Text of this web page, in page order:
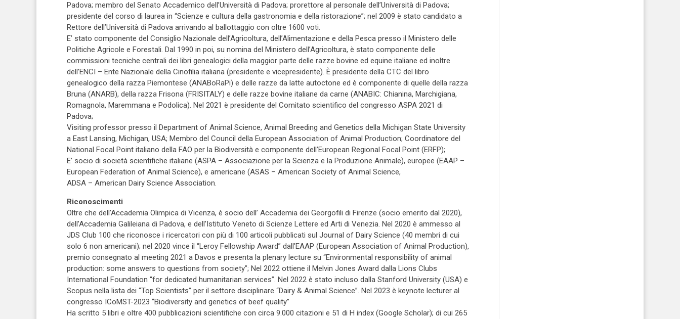
Padova; membro del Senato Accademico dell’Università di Padova; prorettore al personale dell’Università di Padova;
presidente del corso di laurea in “Scienze e cultura della gastronomia e della ristorazione”; nel 2009 è stato candidato a
Rettore dell’Università di Padova arrivando al ballottaggio con oltre 1600 voti.
E’ stato componente del Consiglio Nazionale dell’Agricoltura, dell’Alimentazione e della Pesca presso il Ministero delle
Politiche Agricole e Forestali. Dal 1990 in poi, su nomina del Ministero dell’Agricoltura, è stato componente delle
commissioni tecniche centrali dei libri genealogici della maggior parte delle razze bovine ed equine italiane ed inoltre
dell’ENCI – Ente Nazionale della Cinofilia italiana (presidente e vicepresidente). È presidente della CTC del libro
genealogico della razza Piemontese (ANABoRaPi) e delle razze da latte autoctone ed è componente di quelle della razza
Bruna (ANARB), della razza Frisona (FRISITALY) e delle razze bovine italiane da carne (ANABIC: Chianina, Marchigiana,
Romagnola, Maremmana e Podolica). Nel 2021 è presidente del Comitato scientifico del congresso ASPA 2021 di
Padova;
Visiting professor presso il Department of Animal Science, Animal Breeding and Genetics della Michigan State University
a East Lansing, Michigan, USA; Membro del Council della European Association of Animal Production; Coordinatore del
National Focal Point italiano della FAO per la Biodiversità e componente dell’European Regional Focal Point (ERFP);
E’ socio di società scientifiche italiane (ASPA – Associazione per la Scienza e la Produzione Animale), europee (EAAP –
European Federation of Animal Science), e americane (ASAS – American Society of Animal Science,
ADSA – American Dairy Science Association.
Riconoscimenti
Oltre che dell’Accademia Olimpica di Vicenza, è socio dell’ Accademia dei Georgofili di Firenze (socio emerito dal 2020),
dell’Accademia Galileiana di Padova, e dell’Istituto Veneto di Scienze Lettere ed Arti di Venezia. Nel 2020 è ammesso al
JDS Club 100 che riconosce i ricercatori con più di 100 articoli pubblicati sul Journal of Dairy Science (40 membri di cui
solo 6 non americani); nel 2020 vince il “Leroy Fellowship Award” dall’EAAP (European Association of Animal Production),
premio consegnato al meeting 2021 a Davos e presenta la plenary lecture su “Environmental responsibility of animal
production: some answers to questions from society”; Nel 2022 ottiene il Melvin Jones Award dalla Lions Clubs
International Foundation “for dedicated humanitarian services”. Nel 2022 è stato incluso dalla Stanford University (USA) e
Scopus nella lista dei “Top Scientists” per il settore disciplinare “Dairy & Animal Science”. Nel 2023 è keynote lecturer al
congresso ICoMST-2023 “Biodiversity and genetics of beef quality”
Ha scritto 5 libri e oltre 400 pubblicazioni scientifiche con circa 9.000 citazioni e 51 di H index (Google Scholar); di cui 265